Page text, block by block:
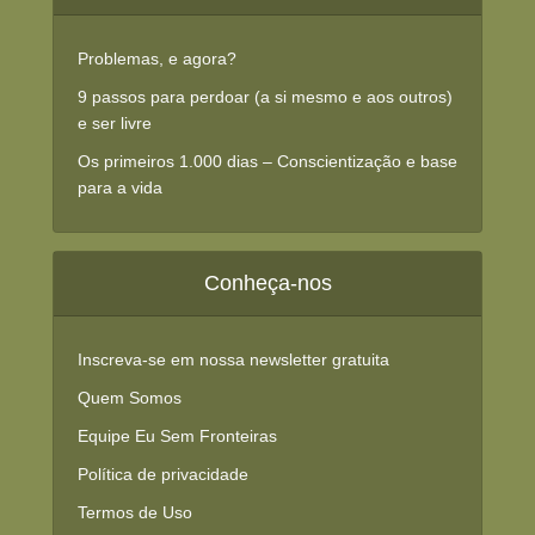
Problemas, e agora?
9 passos para perdoar (a si mesmo e aos outros)
e ser livre
Os primeiros 1.000 dias – Conscientização e base
para a vida
Conheça-nos
Inscreva-se em nossa newsletter gratuita
Quem Somos
Equipe Eu Sem Fronteiras
Política de privacidade
Termos de Uso